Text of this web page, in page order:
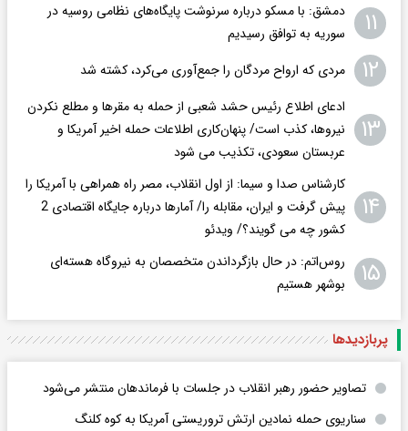
۱۱
دمشق: با مسکو درباره سرنوشت پایگاه‌های نظامی روسیه در
سوریه به توافق رسیدیم
۱۲ مردی که ارواح مردگان را جمع‌آوری می‌کرد، کشته شد
۱۳
ادعای اطلاع رئیس حشد شعبی از حمله به مقرها و مطلع نکردن
نیروها، کذب است/ پنهان‌کاری اطلاعات حمله اخیر آمریکا و
عربستان سعودی، تکذیب می شود
۱۴
کارشناس صدا و سیما: از اول انقلاب، مصر راه همراهی با آمریکا را
پیش گرفت و ایران، مقابله را/ آمارها درباره جایگاه اقتصادی 2
کشور چه می گویند؟/ ویدئو
۱۵
روس‌اتم: در حال بازگرداندن متخصصان به نیروگاه هسته‌ای
بوشهر هستیم
پربازدید‌ها
تصاویر حضور رهبر انقلاب در جلسات با فرماندهان منتشر می‌شود
سناریوی حمله نمادین ارتش تروریستی آمریکا به کوه کلنگ